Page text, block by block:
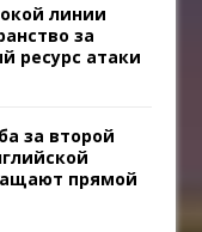
линии
за
ресурс атаки
за второй
прямой